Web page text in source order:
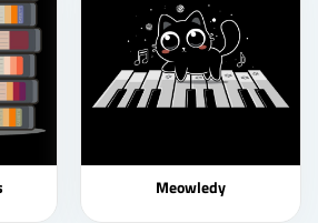
Meowledy